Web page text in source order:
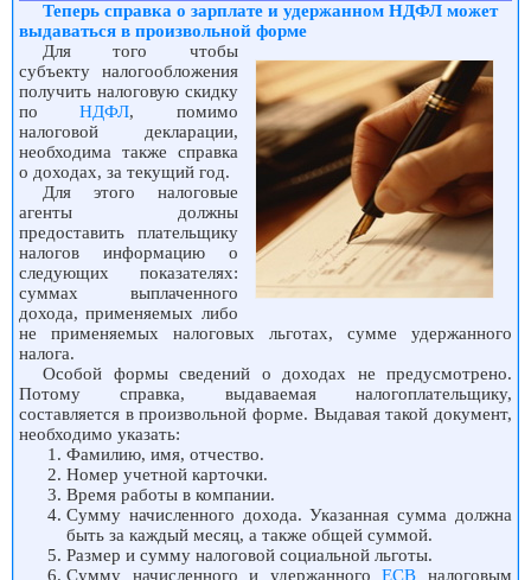
Теперь справка о зарплате и удержанном НДФЛ может
выдаваться в произвольной форме
Для того чтобы
субъекту налогообложения
получить налоговую скидку
поНДФЛ, помимо
налоговой декларации,
необходима также справка
о доходах, за текущий год.
Для этого налоговые
агенты должны
предоставить плательщику
налогов информацию о
следующих показателях:
суммах выплаченного
дохода, применяемых либо
не применяемых налоговых льготах, сумме удержанного
налога.
Особой формы сведений о доходах не предусмотрено.
Потому справка, выдаваемая налогоплательщику,
составляется в произвольной форме. Выдавая такой документ,
необходимо указать:
Фамилию, имя, отчество.
Номер учетной карточки.
Время работы в компании.
Сумму начисленного дохода. Указанная сумма должна
быть за каждый месяц, а также общей суммой.
Размер и сумму налоговой социальной льготы.
Сумму начисленного и удержанногоЕСВ налоговым